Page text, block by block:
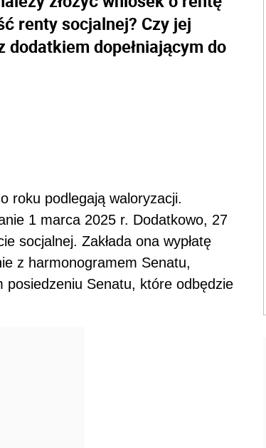
renty socjalnej? Czy jej
dodatkiem dopełniającym do
roku podlegają waloryzacji.
1 marca 2025 r. Dodatkowo, 27
socjalnej. Zakłada ona wypłatę
z harmonogramem Senatu,
posiedzeniu Senatu, które odbędzie